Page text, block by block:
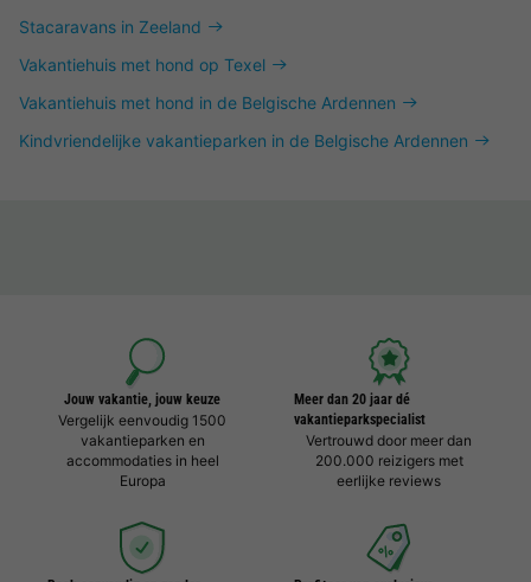
Stacaravans in Zeeland
Vakantiehuis met hond op Texel
Vakantiehuis met hond in de Belgische Ardennen
Kindvriendelijke vakantieparken in de Belgische Ardennen
Jouw vakantie, jouw keuze
Vergelijk eenvoudig 1500
vakantieparken en
accommodaties in heel
Europa
Meer dan 20 jaar dé
vakantieparkspecialist
Vertrouwd door meer dan
200.000 reizigers met
eerlijke reviews